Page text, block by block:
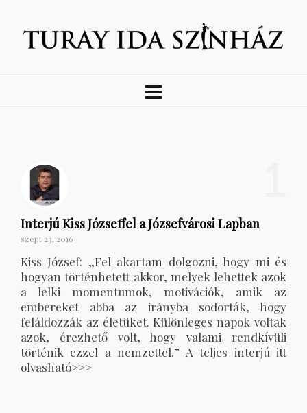
Interjú Kiss Józseffel a Józsefvárosi Lapban
szept 23, 2016
Kiss József: „Fel akartam dolgozni, hogy mi és
hogyan történhetett akkor, melyek lehettek azok
a lelki momentumok, motivációk, amik az
embereket abba az irányba sodorták, hogy
feláldozzák az életüket. Különleges napok voltak
azok, érezhető volt, hogy valami rendkívüli
történik ezzel a nemzettel.” A teljes interjú itt
olvasható>>>